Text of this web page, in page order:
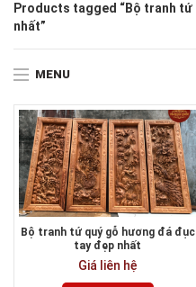
Products tagged “Bộ tranh
nhất”
MENU
Bộ tranh tứ quý gỗ hương đá đục
tay đẹp nhất
Giá liên hệ